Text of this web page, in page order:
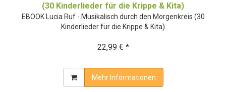
(30 Kinderlieder für die Krippe & Kita)
EBOOK Lucia Ruf - Musikalisch durch den Morgenkreis (30
Kinderlieder für die Krippe & Kita)
22,99 € *
Mehr Informationen